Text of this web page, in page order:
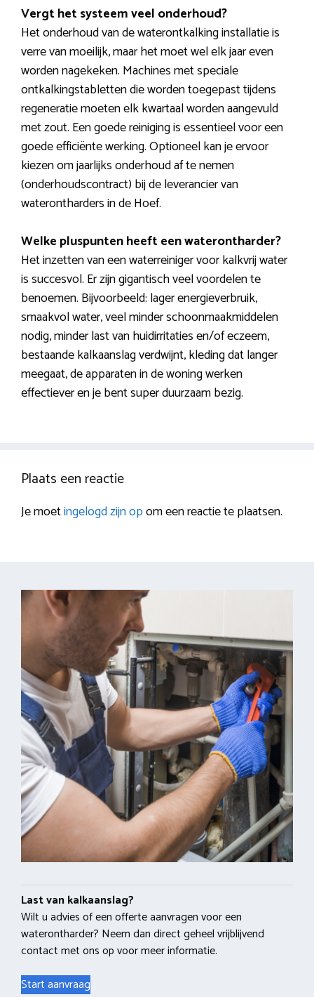
Vergt het systeem veel onderhoud?
Het onderhoud van de waterontkalking installatie is
verre van moeilijk, maar het moet wel elk jaar even
worden nagekeken. Machines met speciale
ontkalkingstabletten die worden toegepast tijdens
regeneratie moeten elk kwartaal worden aangevuld
met zout. Een goede reiniging is essentieel voor een
goede efficiënte werking. Optioneel kan je ervoor
kiezen om jaarlijks onderhoud af te nemen
(onderhoudscontract) bij de leverancier van
waterontharders in de Hoef.
Welke pluspunten heeft een waterontharder?
Het inzetten van een waterreiniger voor kalkvrij water
is succesvol. Er zijn gigantisch veel voordelen te
benoemen. Bijvoorbeeld: lager energieverbruik,
smaakvol water, veel minder schoonmaakmiddelen
nodig, minder last van huidirritaties en/of eczeem,
bestaande kalkaanslag verdwijnt, kleding dat langer
meegaat, de apparaten in de woning werken
effectiever en je bent super duurzaam bezig.
Plaats een reactie
Je moetingelogd zijn opom een reactie te plaatsen.
Last van kalkaanslag?
Wilt u advies of een offerte aanvragen voor een
waterontharder? Neem dan direct geheel vrijblijvend
contact met ons op voor meer informatie.
Start aanvraag